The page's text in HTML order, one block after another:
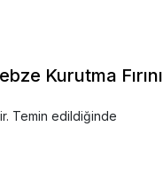
Kurutma Fırını
Temin edildiğinde